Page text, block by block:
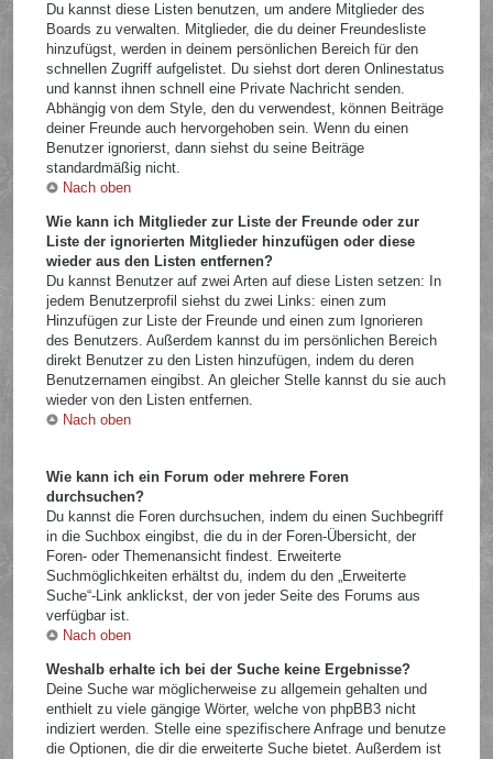
Du kannst diese Listen benutzen, um andere Mitglieder des
Boards zu verwalten. Mitglieder, die du deiner Freundesliste
hinzufügst, werden in deinem persönlichen Bereich für den
schnellen Zugriff aufgelistet. Du siehst dort deren Onlinestatus
und kannst ihnen schnell eine Private Nachricht senden.
Abhängig von dem Style, den du verwendest, können Beiträge
deiner Freunde auch hervorgehoben sein. Wenn du einen
Benutzer ignorierst, dann siehst du seine Beiträge
standardmäßig nicht.
Nach oben
Wie kann ich Mitglieder zur Liste der Freunde oder zur
Liste der ignorierten Mitglieder hinzufügen oder diese
wieder aus den Listen entfernen?
Du kannst Benutzer auf zwei Arten auf diese Listen setzen: In
jedem Benutzerprofil siehst du zwei Links: einen zum
Hinzufügen zur Liste der Freunde und einen zum Ignorieren
des Benutzers. Außerdem kannst du im persönlichen Bereich
direkt Benutzer zu den Listen hinzufügen, indem du deren
Benutzernamen eingibst. An gleicher Stelle kannst du sie auch
wieder von den Listen entfernen.
Nach oben
Wie kann ich ein Forum oder mehrere Foren
durchsuchen?
Du kannst die Foren durchsuchen, indem du einen Suchbegriff
in die Suchbox eingibst, die du in der Foren-Übersicht, der
Foren- oder Themenansicht findest. Erweiterte
Suchmöglichkeiten erhältst du, indem du den „Erweiterte
Suche“-Link anklickst, der von jeder Seite des Forums aus
verfügbar ist.
Nach oben
Weshalb erhalte ich bei der Suche keine Ergebnisse?
Deine Suche war möglicherweise zu allgemein gehalten und
enthielt zu viele gängige Wörter, welche von phpBB3 nicht
indiziert werden. Stelle eine spezifischere Anfrage und benutze
die Optionen, die dir die erweiterte Suche bietet. Außerdem ist